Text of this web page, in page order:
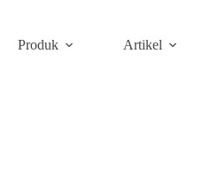
Produk Artikel